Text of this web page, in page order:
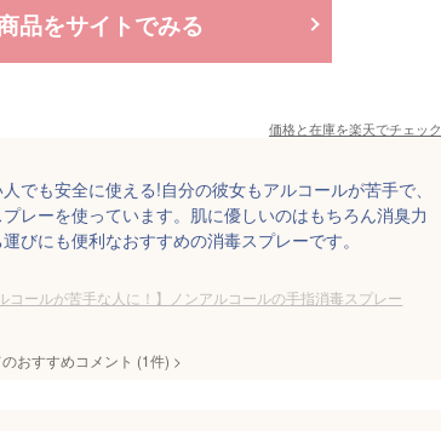
品をサイトでみる
価格と在庫を楽天でチェック
でも安全に使える!自分の彼女もアルコールが苦手で、
レーを使っています。肌に優しいのはもちろん消臭力
びにも便利なおすすめの消毒スプレーです。
コールが苦手な人に！】ノンアルコールの手指消毒スプレー
おすすめコメント (1件) >